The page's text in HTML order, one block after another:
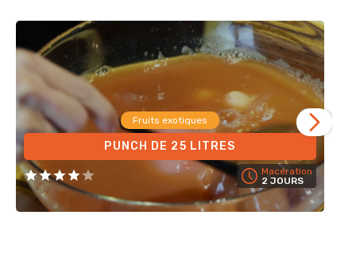
Fruits exotiques
PUNCH DE 25 LITRES
Macération
2 JOURS